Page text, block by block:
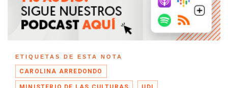
ETIQUETAS DE ESTA NOTA
CAROLINA ARREDONDO